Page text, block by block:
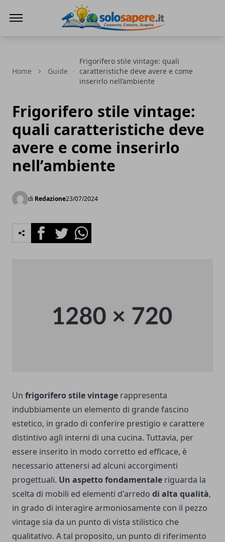
Home Guide
Frigorifero stile vintage: quali
caratteristiche deve avere e come
inserirlo nell’ambiente
Frigorifero stile vintage:
quali caratteristiche deve
avere e come inserirlo
nell’ambiente
di Redazione23/07/2024
FacebookTwitterWhatsapp
Un frigorifero stile vintage rappresenta
indubbiamente un elemento di grande fascino
estetico, in grado di conferire prestigio e carattere
distintivo agli interni di una cucina. Tuttavia, per
essere inserito in modo corretto ed efficace, è
necessario attenersi ad alcuni accorgimenti
progettuali. Un aspetto fondamentale riguarda la
scelta di mobili ed elementi d'arredo di alta qualità,
in grado di interagire armoniosamente con il pezzo
vintage sia da un punto di vista stilistico che
qualitativo. A tal proposito, un punto di riferimento